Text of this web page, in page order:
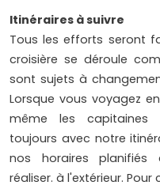
Itinéraires à suivre
Tous les efforts seront
croisière se déroule
sont sujets à
Lorsque vous voyagez
même les
toujours avec notre
nos horaires planifiés
réaliser. à l'extérieur.